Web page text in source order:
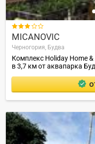

MICANOVIC
Черногория, Будва
Комплекс Holiday Home
в 3,7 км от аквапарка